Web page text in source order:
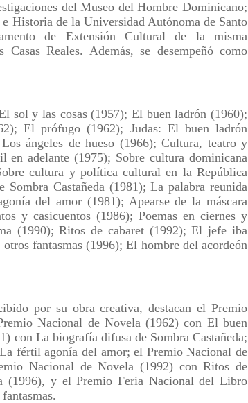
del Museo del Hombre Dominicano;
Historia de la Universidad Autónoma de Santo
de Extensión Cultural de la misma
Reales. Además, se desempeñó como
sol y las cosas (1957); El buen ladrón (1960);
El prófugo (1962); Judas: El buen ladrón
ángeles de hueso (1966); Cultura, teatro y
adelante (1975); Sobre cultura dominicana
cultura y política cultural en la República
Castañeda (1981); La palabra reunida
del amor (1981); Apearse de la máscara
y casicuentos (1986); Poemas en ciernes y
(1990); Ritos de cabaret (1992); El jefe iba
fantasmas (1996); El hombre del acordeón
por su obra creativa, destacan el Premio
Nacional de Novela (1962) con El buen
con La biografía difusa de Sombra Castañeda;
fértil agonía del amor; el Premio Nacional de
Nacional de Novela (1992) con Ritos de
(1996), y el Premio Feria Nacional del Libro